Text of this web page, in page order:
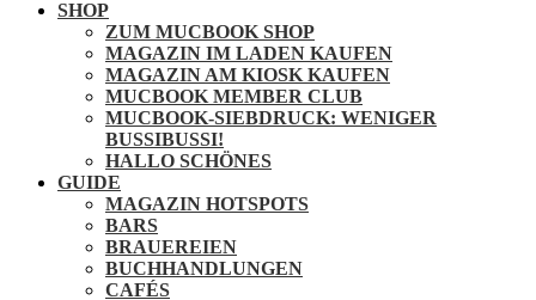
SHOP
ZUM MUCBOOK SHOP
MAGAZIN IM LADEN KAUFEN
MAGAZIN AM KIOSK KAUFEN
MUCBOOK MEMBER CLUB
MUCBOOK-SIEBDRUCK: WENIGER
BUSSIBUSSI!
HALLO SCHÖNES
GUIDE
MAGAZIN HOTSPOTS
BARS
BRAUEREIEN
BUCHHANDLUNGEN
CAFÉS